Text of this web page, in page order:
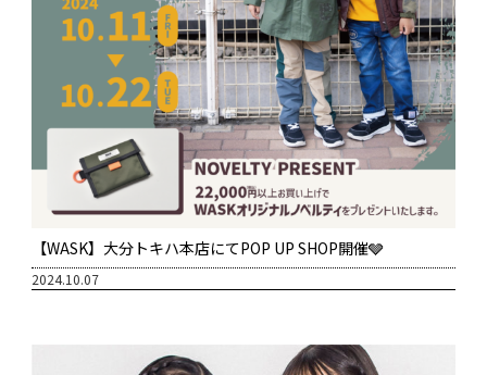
【WASK】大分トキハ本店にてPOP UP SHOP開催🩶
2024.10.07